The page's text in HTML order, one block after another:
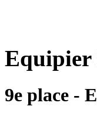
Equipier
9e place -